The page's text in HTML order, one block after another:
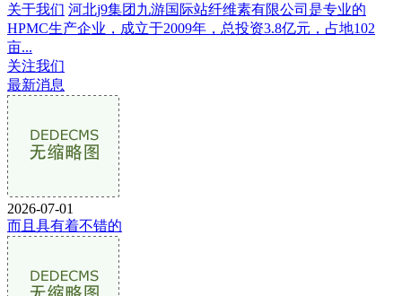
关于我们 河北j9集团九游国际站纤维素有限公司是专业的
HPMC生产企业，成立于2009年，总投资3.8亿元，占地102
亩...
关注我们
最新消息
2026-07-01
而且具有着不错的